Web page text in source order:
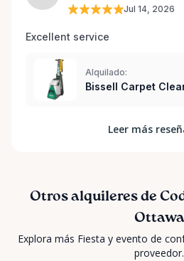
Jul 14, 2026
Excellent service
Alquilado:
Bissell Carpet
Leer más
Otros alquileres de
Ottawa
Explora más Fiesta y evento de
proveedor.